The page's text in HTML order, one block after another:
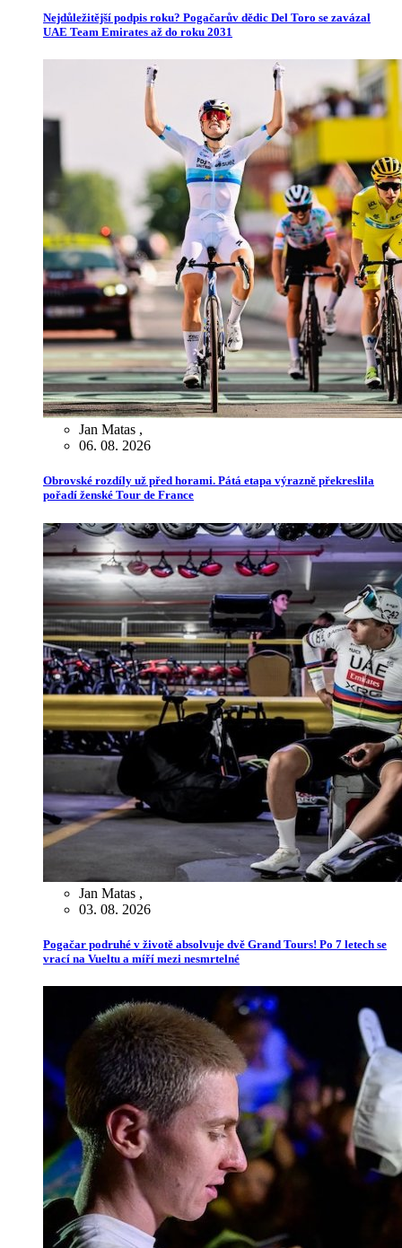
Nejdůležitější podpis roku? Pogačarův dědic Del Toro se zavázal
UAE Team Emirates až do roku 2031
Jan Matas ,
06. 08. 2026
Obrovské rozdíly už před horami. Pátá etapa výrazně překreslila
pořadí ženské Tour de France
Jan Matas ,
03. 08. 2026
Pogačar podruhé v životě absolvuje dvě Grand Tours! Po 7 letech se
vrací na Vueltu a míří mezi nesmrtelné